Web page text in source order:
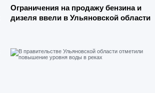
Ограничения на продажу бензина и
дизеля ввели в Ульяновской области